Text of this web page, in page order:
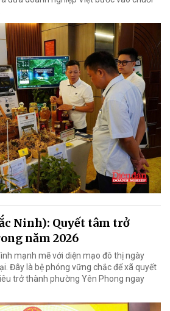
Ninh): Quyết tâm trở
năm 2026
mạnh mẽ với diện mạo đô thị ngày
Đây là bệ phóng vững chắc để xã quyết
trở thành phường Yên Phong ngay